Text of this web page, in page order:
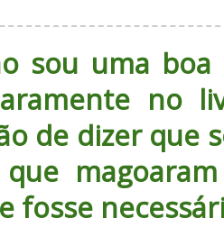
sou uma
no
de dizer que
que
fosse